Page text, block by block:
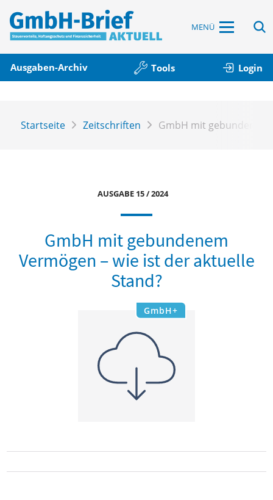
MENÜ
Ausgaben-Archiv Tools Login
Startseite Zeitschriften GmbH mit gebundenem
AUSGABE 15 / 2024
GmbH mit gebundenem
Vermögen – wie ist der aktuelle
Stand?
GmbH+